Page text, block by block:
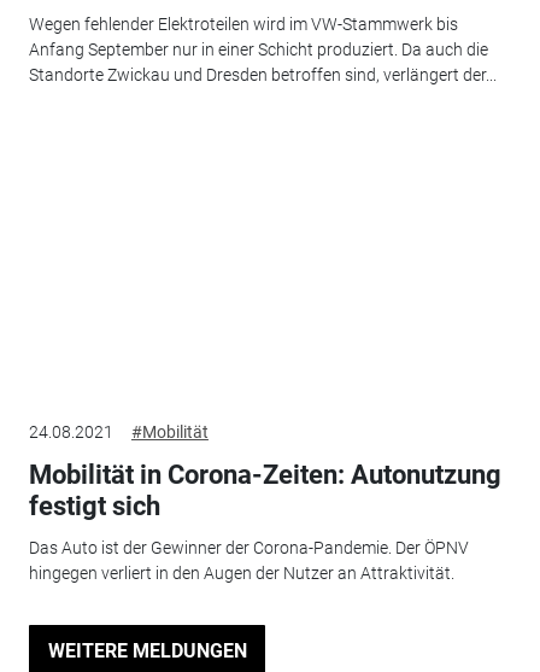
Wegen fehlender Elektroteilen wird im VW-Stammwerk bis
Anfang September nur in einer Schicht produziert. Da auch die
Standorte Zwickau und Dresden betroffen sind, verlängert der...
24.08.2021 #Mobilität
Mobilität in Corona-Zeiten: Autonutzung
festigt sich
Das Auto ist der Gewinner der Corona-Pandemie. Der ÖPNV
hingegen verliert in den Augen der Nutzer an Attraktivität.
WEITERE MELDUNGEN